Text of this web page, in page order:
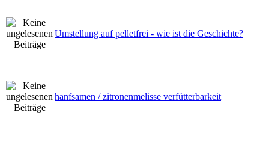
Umstellung auf pelletfrei - wie ist die Geschichte?
hanfsamen / zitronenmelisse verfütterbarkeit